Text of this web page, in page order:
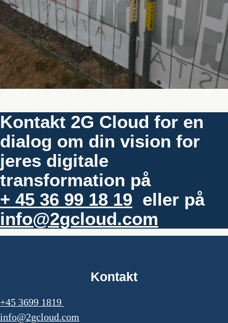
Kontakt 2G Cloud for en
dialog om din vision for
jeres digitale
transformation på
+ 45 36 99 18 19 eller på
info@2gcloud.com
Kontakt
+45 3699 1819
info@2gcloud.com